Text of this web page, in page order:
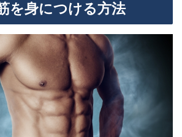
を身につける方法